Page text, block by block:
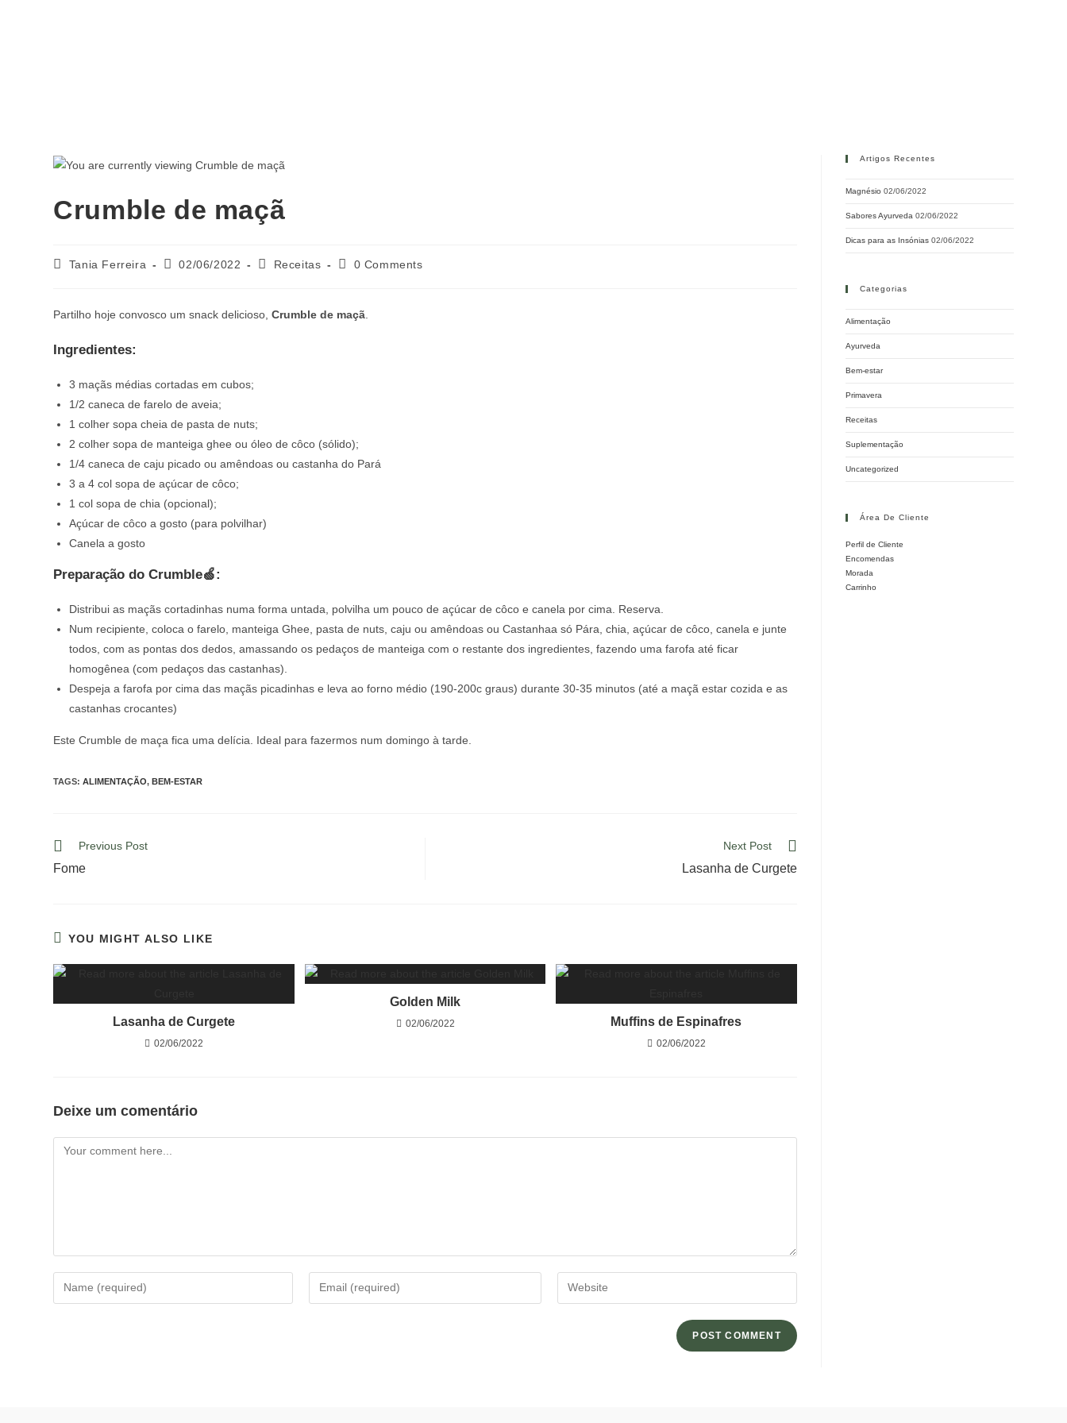
Crumble de maçã
Tania Ferreira 02/06/2022 Receitas 0 Comments
Partilho hoje convosco um snack delicioso,Crumble de maçã
Ingredientes:
3 maçãs médias cortadas em cubos;
1/2 caneca de farelo de aveia;
1 colher sopa cheia de pasta de nuts;
2 colher sopa de manteiga ghee ou óleo de côco (sólido);
1/4 caneca de caju picado ou amêndoas ou castanha do Pará
3 a 4 col sopa de açúcar de côco;
1 col sopa de chia (opcional);
Açúcar de côco a gosto (para polvilhar)
Canela a gosto
Preparação do Crumble🍏:
Distribui as maçãs cortadinhas numa forma untada, polvilha um pouco de açúcar de côco e canela por cima. Reserva.
Num recipiente, coloca o farelo, manteiga Ghee, pasta de nuts, caju ou amêndoas ou Castanhaa só Pára, chia, açúcar de côco, canela e junte
todos, com as pontas dos dedos, amassando os pedaços de manteiga com o restante dos ingredientes, fazendo uma farofa até ficar
homogênea (com pedaços das castanhas).
Despeja a farofa por cima das maçãs picadinhas e leva ao forno médio (190-200c graus) durante 30-35 minutos (até a maçã estar cozida e as
castanhas crocantes)
Este Crumble de maça fica uma delícia. Ideal para fazermos num domingo à tarde.
TAGS:ALIMENTAÇÃO, BEM-ESTAR
Previous Post
Fome
Next Post
Lasanha de Curgete
YOU MIGHT ALSO LIKE
Lasanha de Curgete
02/06/2022
Golden Milk
02/06/2022 Muffins de Espinafres
02/06/2022
Deixe um comentário
Artigos Recentes
Magnésio 02/06/2022
Sabores Ayurveda 02/06/2022
Dicas para as Insónias 02/06/2022
Categorias
Alimentação
Ayurveda
Bem-estar
Primavera
Receitas
Suplementação
Uncategorized
Área De Cliente
Perfil de Cliente
Encomendas
Morada
Carrinho